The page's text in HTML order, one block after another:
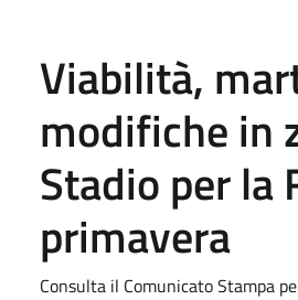
Viabilità,
modifiche in
Stadio per la
primavera
Consulta il Comunicato Stampa